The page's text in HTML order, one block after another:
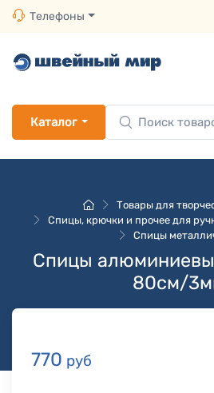
Телефоны
Каталог
Товары для
Спицы, крючки и прочее для
Спицы
Спицы
80см/
770 руб